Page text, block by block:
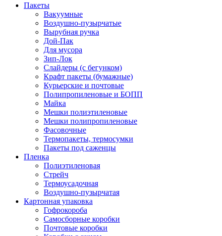
Пакеты
Вакуумные
Воздушно-пузырчатые
Вырубная ручка
Дой-Пак
Для мусора
Зип-Лок
Слайдеры (с бегунком)
Крафт пакеты (бумажные)
Курьерские и почтовые
Полипропиленовые и БОПП
Майка
Мешки полиэтиленовые
Мешки полипропиленовые
Фасовочные
Термопакеты, термосумки
Пакеты под саженцы
Пленка
Полиэтиленовая
Стрейч
Термоусадочная
Воздушно-пузырчатая
Картонная упаковка
Гофрокороба
Самосборные коробки
Почтовые коробки